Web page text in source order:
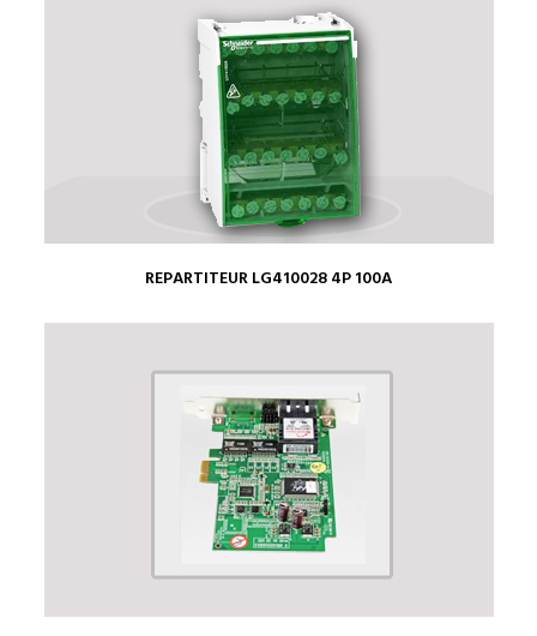
REPARTITEUR LG410028 4P 100A